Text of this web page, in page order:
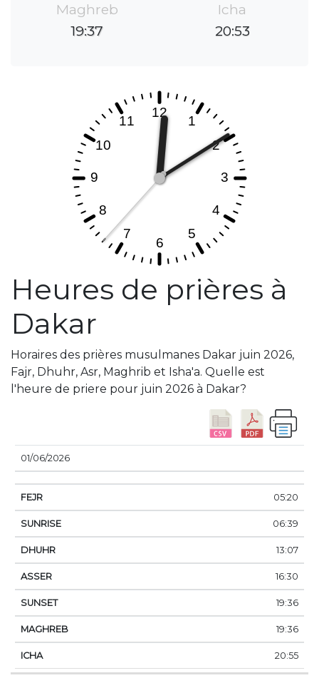
Maghreb
19:37
Icha
20:53
Heures de prières à
Dakar
Horaires des prières musulmanes Dakar juin 2026,
Fajr, Dhuhr, Asr, Maghrib et Isha'a. Quelle est
l'heure de priere pour juin 2026 à Dakar?
DATE
01/06/2026
05:20
06:39
13:07
16:30
19:36
19:36
20:55